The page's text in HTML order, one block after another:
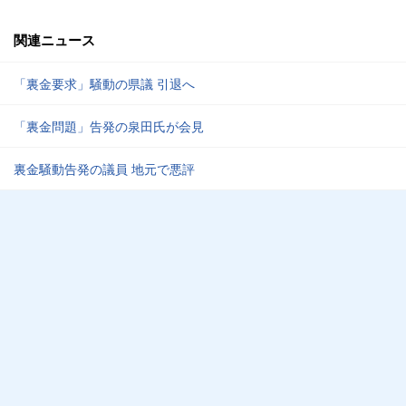
関連ニュース
「裏金要求」騒動の県議 引退へ
「裏金問題」告発の泉田氏が会見
裏金騒動告発の議員 地元で悪評